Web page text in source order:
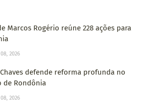
Marcos Rogério reúne 228 ações para
2026
defende reforma profunda no
de Rondônia
2026